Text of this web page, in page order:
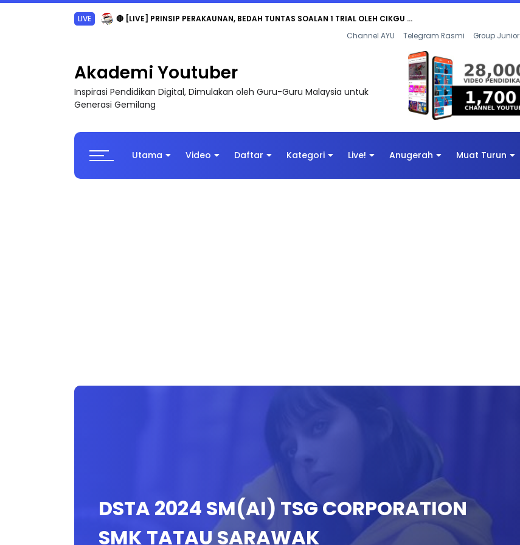
LIVE 🔴 [LIVE] PRINSIP PERAKAUNAN, BEDAH TUNTAS SOALAN 1 TRIAL OLEH CIKGU ...
Channel AYU Telegram Rasmi Group Junior
Akademi Youtuber
Inspirasi Pendidikan Digital, Dimulakan oleh Guru-Guru Malaysia untuk
Generasi Gemilang
Utama Video Daftar Kategori Live! Anugerah Muat Turun
DSTA 2024 SM(AI) TSG CORPORATION
SMK TATAU SARAWAK